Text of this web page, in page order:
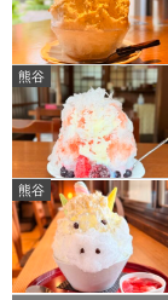
熊谷
熊谷